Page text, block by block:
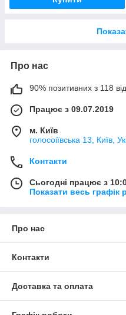
Про нас
90% позитивних з 118
Працює з 09.07.2019
м. Київ
голосоіївська 13, Київ,
Контакти
Сьогодні працює з
Показати весь графік
Про нас
Контакти
Доставка та оплата